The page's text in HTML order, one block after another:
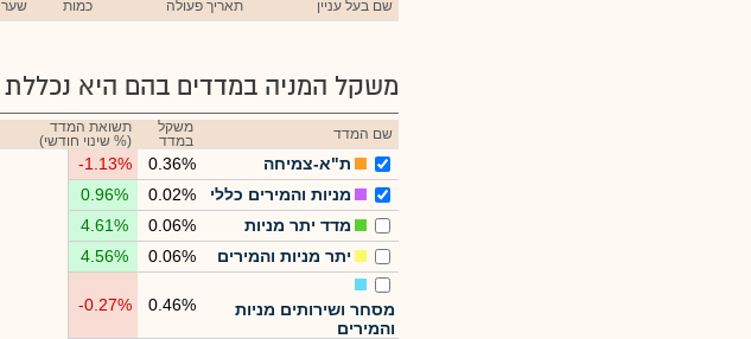
שם בעל עניין תאריך פעולה כמות שער
משקל המניה במדדים בהם היא נכללת
שם המדד
משקל
במדד
תשואת המדד
(% שינוי חודשי)
ת"א-צמיחה 0.36%
-1.13%
מניות והמירים כללי
0.02%
0.96%
מדד יתר מניות
0.06%
4.61%
יתר מניות והמירים
0.06%
4.56%
מסחר ושירותים מניות
והמירים
0.46%
-0.27%